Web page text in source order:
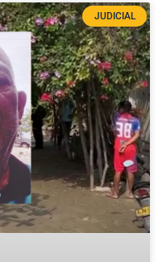
JUDICIAL